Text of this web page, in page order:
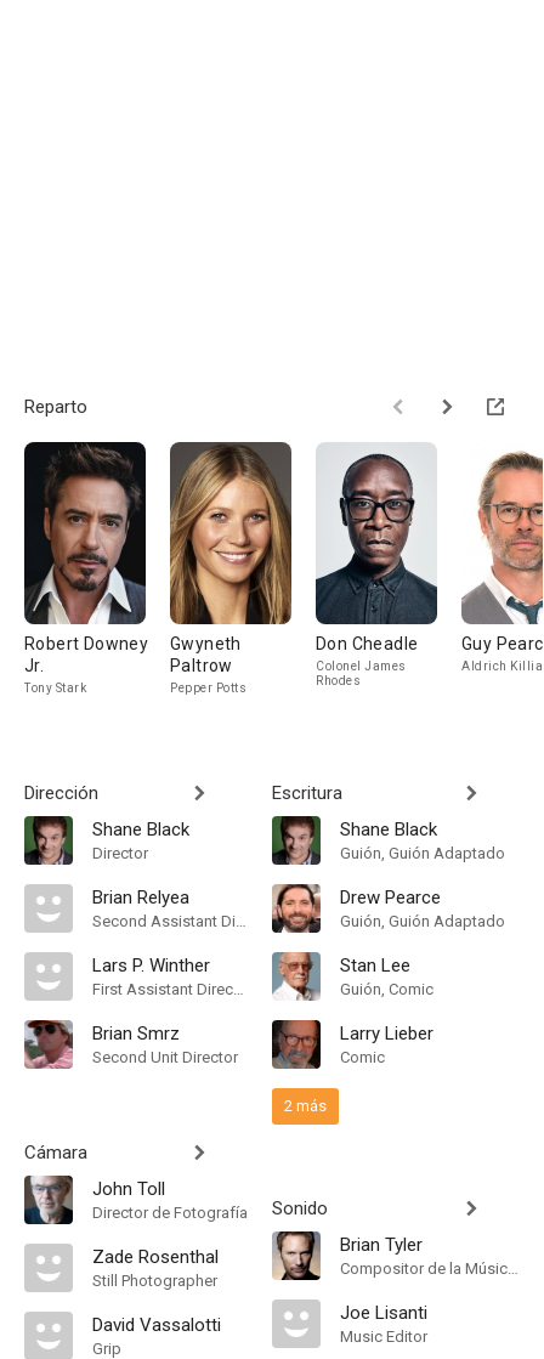
Reparto
Robert Downey
Jr.
Tony Stark
Gwyneth
Paltrow
Pepper Potts
Don Cheadle
Colonel James
Rhodes
Guy
Aldrich
Dirección
Shane Black
Director
Brian Relyea
Second Assistant Director
Lars P. Winther
First Assistant Director
Brian Smrz
Second Unit Director
Cámara
John Toll
Director de Fotografía
Zade Rosenthal
Still Photographer
David Vassalotti
Grip
Escritura
Shane Black
Guión, Guión Adaptado
Drew Pearce
Guión, Guión Adaptado
Stan Lee
Guión, Comic
Larry Lieber
Comic
2 más
Sonido
Brian Tyler
Compositor de la Música Original, Conductor
Joe Lisanti
Music Editor